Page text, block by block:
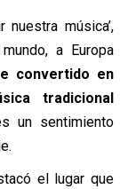
música’,
a Europa
convertido en
tradicional
un sentimiento
el lugar que